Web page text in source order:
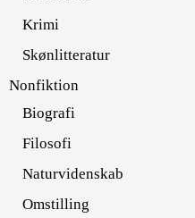
Krimi
Skønlitteratur
Nonfiktion
Biografi
Filosofi
Naturvidenskab
Omstilling